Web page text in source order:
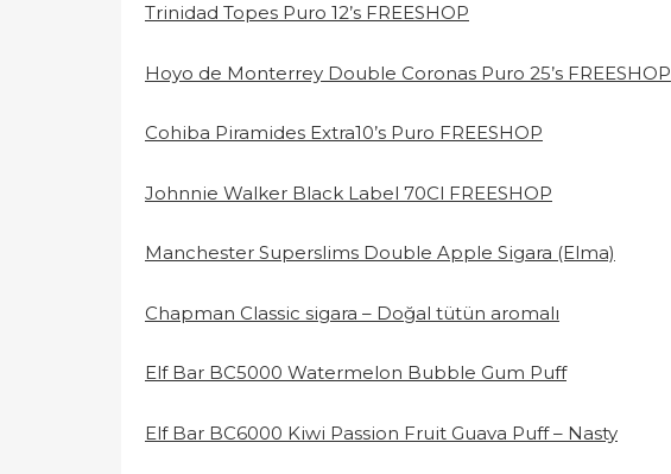
Trinidad Topes Puro 12’s FREESHOP
Hoyo de Monterrey Double Coronas Puro 25’s FREESHOP
Cohiba Piramides Extra10’s Puro FREESHOP
Johnnie Walker Black Label 70Cl FREESHOP
Manchester Superslims Double Apple Sigara (Elma)
Chapman Classic sigara – Doğal tütün aromalı
Elf Bar BC5000 Watermelon Bubble Gum Puff
Elf Bar BC6000 Kiwi Passion Fruit Guava Puff – Nasty